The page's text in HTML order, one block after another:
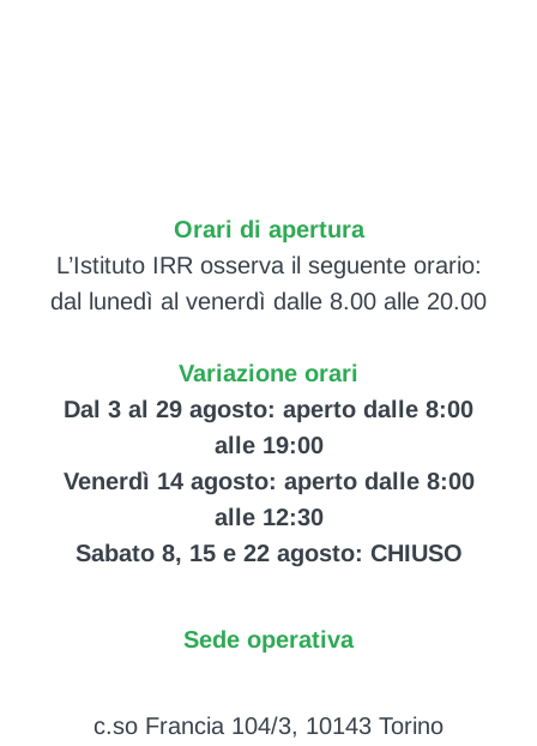
Orari di apertura
L’Istituto IRR osserva il seguente orario:
dal lunedì al venerdì dalle 8.00 alle 20.00
Variazione orari
Dal 3 al 29 agosto: aperto dalle 8:00
alle 19:00
Venerdì 14 agosto: aperto dalle 8:00
alle 12:30
Sabato 8, 15 e 22 agosto: CHIUSO
Sede operativa
c.so Francia 104/3, 10143 Torino